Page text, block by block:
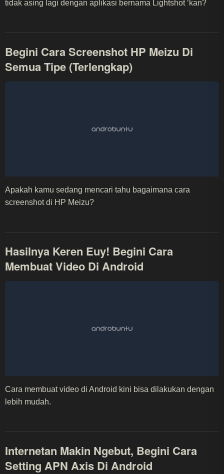
tidak asing lagi dengan aplikasi bernama Lightshot ‘kan?
Begini Cara Screenshot HP Meizu Di
Semua Tipe (Terlengkap)
Apakah kamu sedang mencari tahu bagaimana cara
screenshot di HP Meizu?
Hasilnya Keren Euy! Begini Cara
Membuat Video Di Android
Cara membuat video di Android kini bisa dilakukan dengan
lebih mudah.
Internetan Makin Ngebut, Begini Cara
Setting APN Axis Di Android